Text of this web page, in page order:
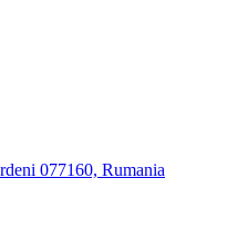
077160, Rumania